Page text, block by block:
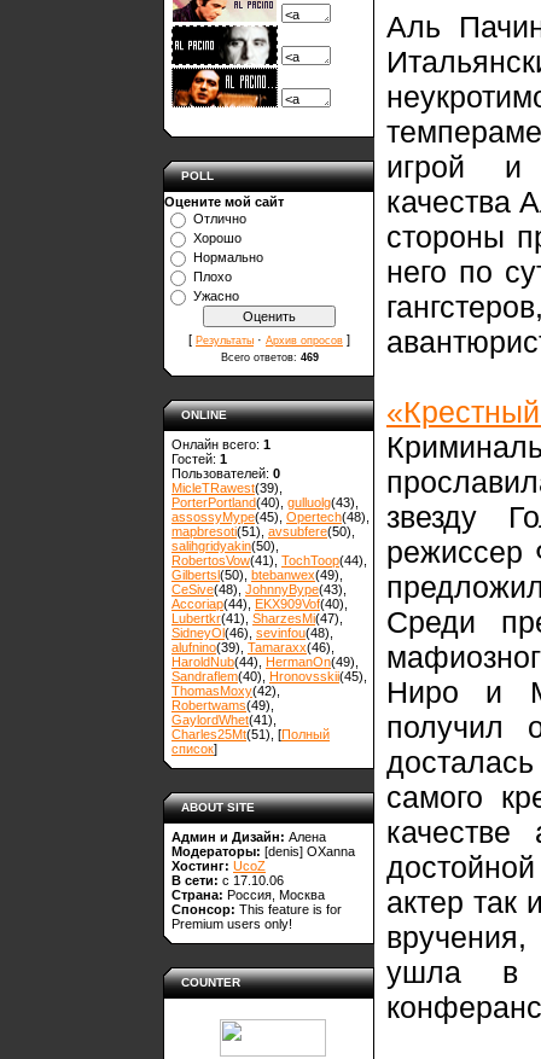
POLL
Оцените мой сайт
Отлично
Хорошо
Нормально
Плохо
Ужасно
[ Результаты · Архив опросов ]
Всего ответов: 469
ONLINE
Онлайн всего: 1
Гостей: 1
Пользователей: 0
MicleTRawest(39)
PorterPortland(40) gulluolg(43)
assossyMype(45) Opertech(48)
mapbresoti(51) avsubfere(50)
salihgridyakin(50)
RobertosVow(41) TochToop(44)
Gilbertsl(50) btebanwex(49)
CeSive(48) JohnnyBype(43)
Accoriap(44) EKX909Vof(40)
Lubertkr(41) SharzesMi(47)
SidneyOl(46) sevinfou(48)
alufnino(39) Tamaraxx(46)
HaroldNub(44) HermanOn(49)
Sandraflem(40) Hronovsskii(45)
ThomasMoxy(42)
Robertwams(49)
GaylordWhet(41)
Charles25Mt(51) , [Полный
список]
ABOUT SITE
Админ и Дизайн: Алена
Модераторы: [denis] OXanna
Хостинг: UcoZ
В сети: с 17.10.06
Страна: Россия, Москва
Спонсор: This feature is for
Premium users only!
COUNTER
Аль
игрой и
качества
стороны
него по
звезду
режиссер
Среди
Ниро и
получил
самого
качестве
актер так
ушла в